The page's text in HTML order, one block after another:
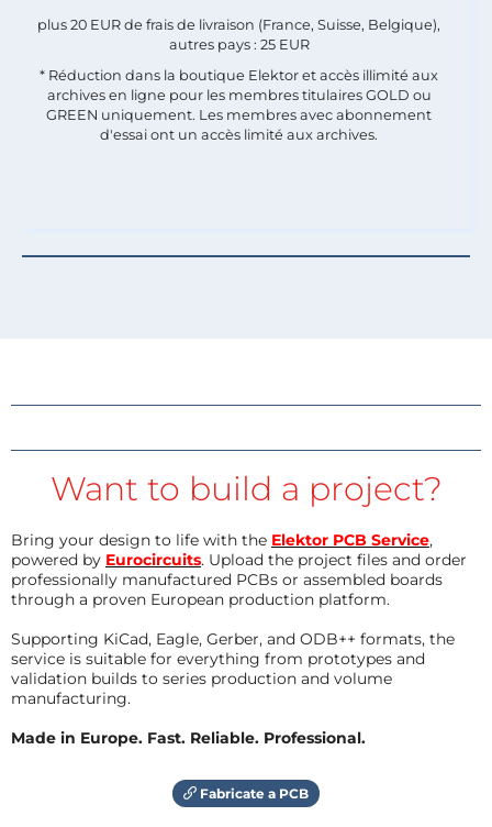
plus 20 EUR de frais de livraison (France, Suisse, Belgique),
autres pays : 25 EUR
* Réduction dans la boutique Elektor et accès illimité aux
archives en ligne pour les membres titulaires GOLD ou
GREEN uniquement. Les membres avec abonnement
d'essai ont un accès limité aux archives.
Want to build a project?
Bring your design to life with the Elektor PCB Service,
powered by Eurocircuits. Upload the project files and order
professionally manufactured PCBs or assembled boards
through a proven European production platform.
Supporting KiCad, Eagle, Gerber, and ODB++ formats, the
service is suitable for everything from prototypes and
validation builds to series production and volume
manufacturing.
Made in Europe. Fast. Reliable. Professional.
Fabricate a PCB